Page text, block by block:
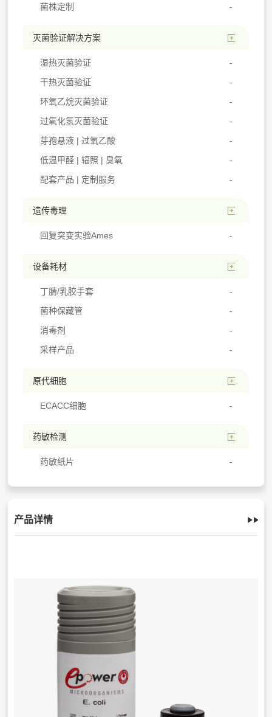
菌株定制
灭菌验证解决方案
湿热灭菌验证
干热灭菌验证
环氧乙烷灭菌验证
过氧化氢灭菌验证
芽孢悬液 | 过氧乙酸
低温甲醛 | 辐照 | 臭氧
配套产品 | 定制服务
遗传毒理
回复突变实验Ames
设备耗材
丁腈/乳胶手套
菌种保藏管
消毒剂
采样产品
原代细胞
ECACC细胞
药敏检测
药敏纸片
产品详情